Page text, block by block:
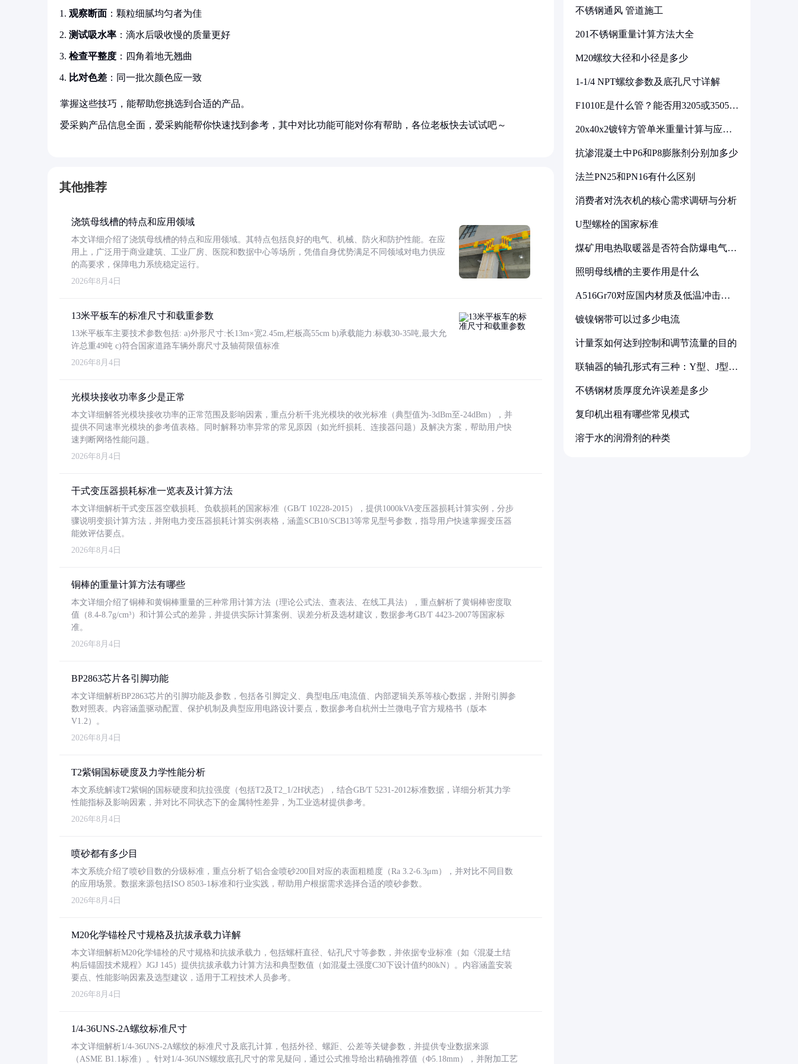
观察断面 ：颗粒细腻均匀者为佳
测试吸水率 ：滴水后吸收慢的质量更好
检查平整度 ：四角着地无翘曲
比对色差 ：同一批次颜色应一致
掌握这些技巧，能帮助您挑选到合适的产品。
爱采购产品信息全面，爱采购能帮你快速找到参考，其中对比功能可能对你有帮助，各位老板快去试试吧～
其他推荐
浇筑母线槽的特点和应用领域
本文详细介绍了浇筑母线槽的特点和应用领域。其特点包括良好的电气、机械、防火和防护性能。在应
用上，广泛用于商业建筑、工业厂房、医院和数据中心等场所，凭借自身优势满足不同领域对电力供应
的高要求，保障电力系统稳定运行。
2026年8月4日
13米平板车的标准尺寸和载重参数
13米平板车主要技术参数包括: a)外形尺寸:长13m×宽2.45m,栏板高55cm b)承载能力:标载30-35吨,最大允
许总重49吨 c)符合国家道路车辆外廓尺寸及轴荷限值标准
2026年8月4日
光模块接收功率多少是正常
本文详细解答光模块接收功率的正常范围及影响因素，重点分析千兆光模块的收光标准（典型值为-3dBm至-24dBm），并
提供不同速率光模块的参考值表格。同时解释功率异常的常见原因（如光纤损耗、连接器问题）及解决方案，帮助用户快
速判断网络性能问题。
2026年8月4日
干式变压器损耗标准一览表及计算方法
本文详细解析干式变压器空载损耗、负载损耗的国家标准（GB/T 10228-2015），提供1000kVA变压器损耗计算实例，分步
骤说明变损计算方法，并附电力变压器损耗计算实例表格，涵盖SCB10/SCB13等常见型号参数，指导用户快速掌握变压器
能效评估要点。
2026年8月4日
铜棒的重量计算方法有哪些
本文详细介绍了铜棒和黄铜棒重量的三种常用计算方法（理论公式法、查表法、在线工具法），重点解析了黄铜棒密度取
值（8.4-8.7g/cm³）和计算公式的差异，并提供实际计算案例、误差分析及选材建议，数据参考GB/T 4423-2007等国家标
准。
2026年8月4日
BP2863芯片各引脚功能
本文详细解析BP2863芯片的引脚功能及参数，包括各引脚定义、典型电压/电流值、内部逻辑关系等核心数据，并附引脚参
数对照表。内容涵盖驱动配置、保护机制及典型应用电路设计要点，数据参考自杭州士兰微电子官方规格书（版本
V1.2）。
2026年8月4日
T2紫铜国标硬度及力学性能分析
本文系统解读T2紫铜的国标硬度和抗拉强度（包括T2及T2_1/2H状态），结合GB/T 5231-2012标准数据，详细分析其力学
性能指标及影响因素，并对比不同状态下的金属特性差异，为工业选材提供参考。
2026年8月4日
喷砂都有多少目
本文系统介绍了喷砂目数的分级标准，重点分析了铝合金喷砂200目对应的表面粗糙度（Ra 3.2-6.3μm），并对比不同目数
的应用场景。数据来源包括ISO 8503-1标准和行业实践，帮助用户根据需求选择合适的喷砂参数。
2026年8月4日
M20化学锚栓尺寸规格及抗拔承载力详解
本文详细解析M20化学锚栓的尺寸规格和抗拔承载力，包括螺杆直径、钻孔尺寸等参数，并依据专业标准（如《混凝土结
构后锚固技术规程》JGJ 145）提供抗拔承载力计算方法和典型数值（如混凝土强度C30下设计值约80kN）。内容涵盖安装
要点、性能影响因素及选型建议，适用于工程技术人员参考。
2026年8月4日
1/4-36UNS-2A螺纹标准尺寸
本文详细解析1/4-36UNS-2A螺纹的标准尺寸及底孔计算，包括外径、螺距、公差等关键参数，并提供专业数据来源
（ASME B1.1标准）。针对1/4-36UNS螺纹底孔尺寸的常见疑问，通过公式推导给出精确推荐值（Φ5.18mm），并附加工艺
不锈钢通风 管道施工
201不锈钢重量计算方法大全
M20螺纹大径和小径是多少
1-1/4 NPT螺纹参数及底孔尺寸详解
F1010E是什么管？能否用3205或3505代
20x40x2镀锌方管单米重量计算与应用
抗渗混凝土中P6和P8膨胀剂分别加多少
法兰PN25和PN16有什么区别
消费者对洗衣机的核心需求调研与分析
U型螺栓的国家标准
煤矿用电热取暖器是否符合防爆电气设
照明母线槽的主要作用是什么
A516Gr70对应国内材质及低温冲击要
镀镍钢带可以过多少电流
计量泵如何达到控制和调节流量的目的
联轴器的轴孔形式有三种：Y型、J型、
不锈钢材质厚度允许误差是多少
复印机出租有哪些常见模式
溶于水的润滑剂的种类